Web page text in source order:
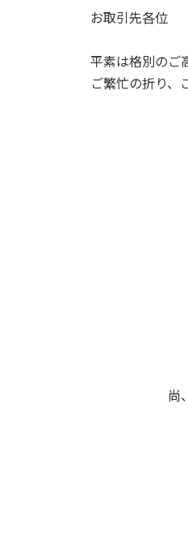
お取引先各位
平素は格別のご
ご繁忙の折り、
尚